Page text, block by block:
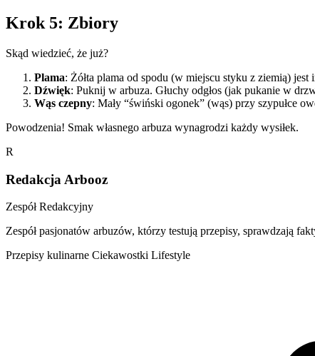
Krok 5: Zbiory
Skąd wiedzieć, że już?
Plama: Żółta plama od spodu (w miejscu styku z ziemią) jest
Dźwięk: Puknij w arbuza. Głuchy odgłos (jak pukanie w
Wąs czepny: Mały “świński ogonek” (wąs) przy szypułce
Powodzenia! Smak własnego arbuza wynagrodzi każdy wysiłek.
R
Redakcja Arbooz
Zespół Redakcyjny
Zespół pasjonatów arbuzów, którzy testują przepisy, sprawdzają
Przepisy kulinarne Ciekawostki Lifestyle